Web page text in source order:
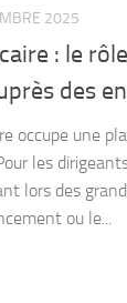
2025
: le
des
occupe une
les
lors des
ou le...